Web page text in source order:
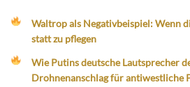
Waltrop als Negativbeispiel: Wenn
statt zu pflegen
Wie Putins deutsche Lautsprecher
Drohnenanschlag für antiwestliche